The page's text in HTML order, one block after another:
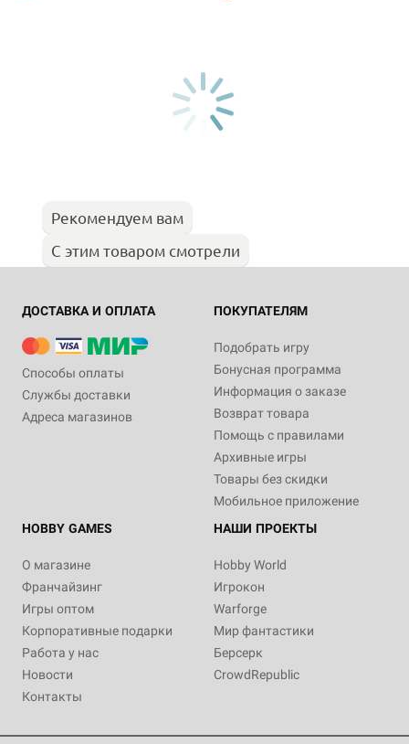
Рекомендуем вам
С этим товаром смотрели
ДОСТАВКА И ОПЛАТА
Способы оплаты
Службы доставки
Адреса магазинов
ПОКУПАТЕЛЯМ
Подобрать игру
Бонусная программа
Информация о заказе
Возврат товара
Помощь с правилами
Архивные игры
Товары без скидки
Мобильное приложение
HOBBY GAMES
О магазине
Франчайзинг
Игры оптом
Корпоративные подарки
Работа у нас
Новости
Контакты
НАШИ ПРОЕКТЫ
Hobby World
Игрокон
Warforge
Мир фантастики
Берсерк
CrowdRepublic